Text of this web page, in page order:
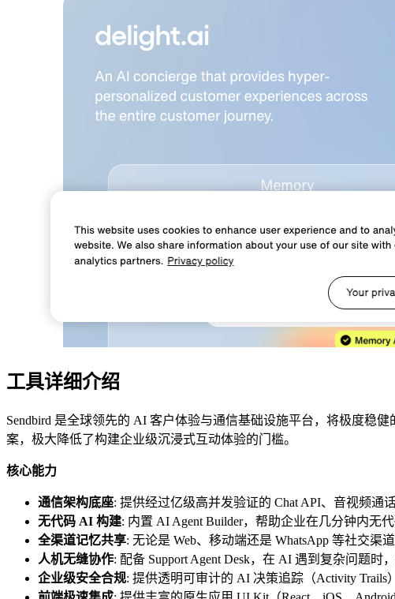
工具详细介绍
Sendbird 是全球领先的 AI 客户体验与通信基础设施平台，将极度稳
案，极大降低了构建企业级沉浸式互动体验的门槛。
核心能力
通信架构底座: 提供经过亿级高并发验证的 Chat API、音视频通
无代码 AI 构建: 内置 AI Agent Builder，帮助企业在几分钟内无
全渠道记忆共享: 无论是 Web、移动端还是 WhatsApp 等社交渠
人机无缝协作: 配备 Support Agent Desk，在 AI 遇到复杂问题时
企业级安全合规: 提供透明可审计的 AI 决策追踪（Activity Trails